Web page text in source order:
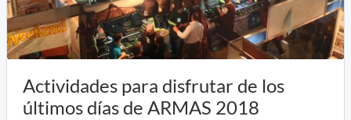
Actividades para disfrutar de los
últimos días de ARMAS 2018